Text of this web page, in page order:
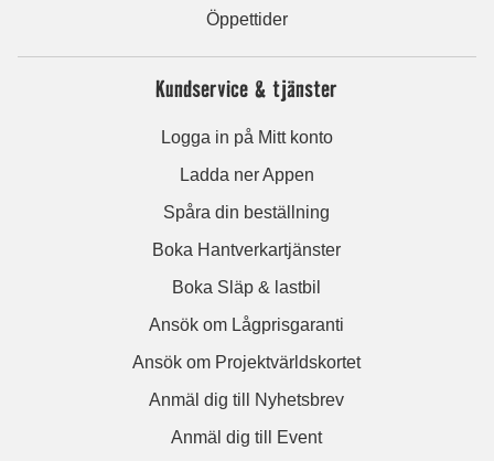
Öppettider
Kundservice & tjänster
Logga in på Mitt konto
Ladda ner Appen
Spåra din beställning
Boka Hantverkartjänster
Boka Släp & lastbil
Ansök om Lågprisgaranti
Ansök om Projektvärldskortet
Anmäl dig till Nyhetsbrev
Anmäl dig till Event